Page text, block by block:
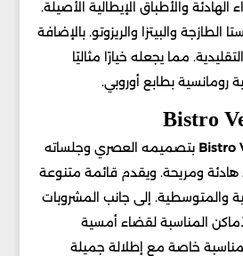
والأطباق الإيطالية الأصيلة.
الطازجة والبيتزا والريزوتو. بالإضافة
مما يجعله خيارًا مثاليًا
رومانسية بطابع أوروبي.
Bistro بتصميمه العصري وجلساته
هادئة ومريحة. ويقدم قائمة متنوعة
والمتوسطية. إلى جانب المشروبات
المناسبة لقضاء أمسية
خاصة مع إطلالة جميلة